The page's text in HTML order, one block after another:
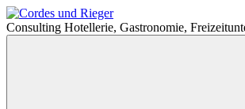
Zum
Inhalt
springen
Cordes
und
Consulting Hotellerie, Gastronomie,